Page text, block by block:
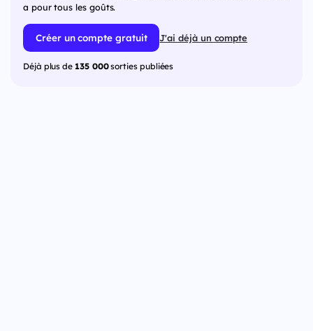
a pour tous les goûts.
Créer un compte gratuit J'ai déjà un compte
Déjà plus de 135 000sorties publiées